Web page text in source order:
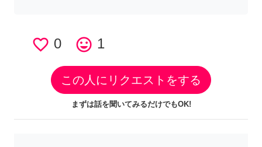
favorite_border 0 tag_faces 1
この人にリクエストをする
まずは話を聞いてみるだけでもOK!